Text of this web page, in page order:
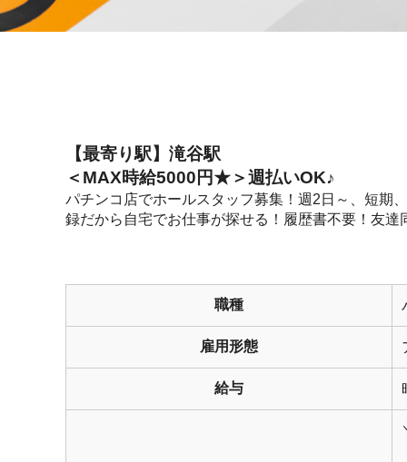
【最寄り駅】滝谷駅
＜MAX時給5000円★＞週払いOK♪
パチンコ店でホールスタッフ募集！週2日～、短
録だから自宅でお仕事が探せる！履歴書不要！友達
職種
雇用形態
給与